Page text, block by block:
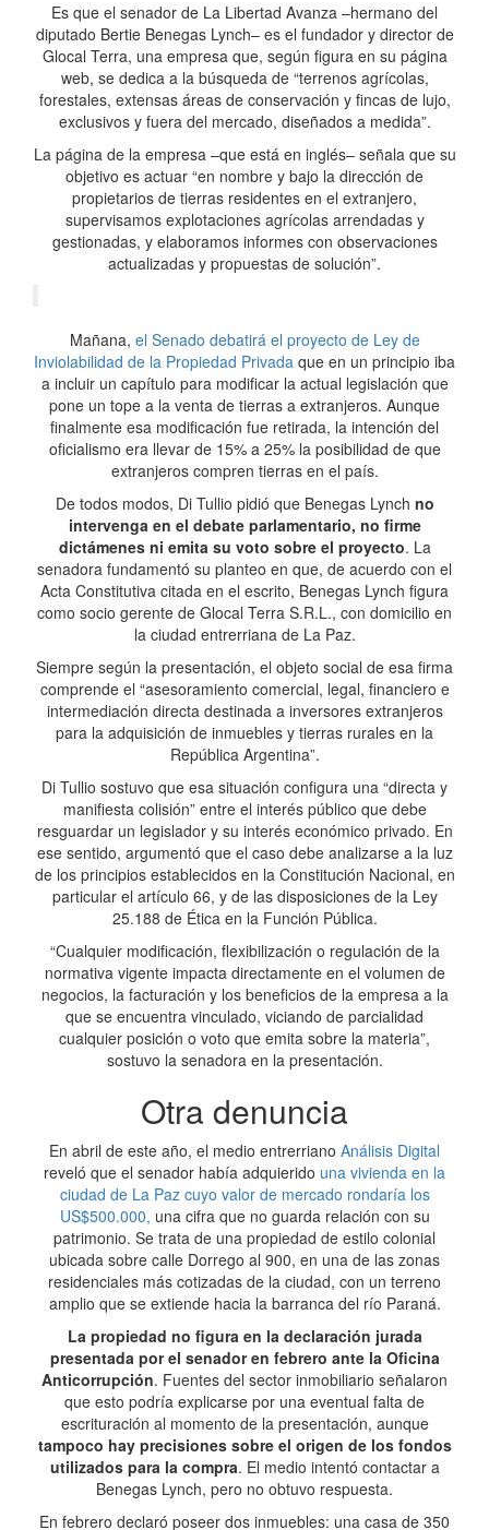
Es que el senador de La Libertad Avanza –hermano del
diputado Bertie Benegas Lynch– es el fundador y director de
Glocal Terra, una empresa que, según figura en su página
web, se dedica a la búsqueda de “terrenos agrícolas,
forestales, extensas áreas de conservación y fincas de lujo,
exclusivos y fuera del mercado, diseñados a medida”.
La página de la empresa –que está en inglés– señala que su
objetivo es actuar “en nombre y bajo la dirección de
propietarios de tierras residentes en el extranjero,
supervisamos explotaciones agrícolas arrendadas y
gestionadas, y elaboramos informes con observaciones
actualizadas y propuestas de solución”.
Mañana, el Senado debatirá el proyecto de Ley de
Inviolabilidad de la Propiedad Privada que en un principio iba
a incluir un capítulo para modificar la actual legislación que
pone un tope a la venta de tierras a extranjeros. Aunque
finalmente esa modificación fue retirada, la intención del
oficialismo era llevar de 15% a 25% la posibilidad de que
extranjeros compren tierras en el país.
De todos modos, Di Tullio pidió que Benegas Lynch no
intervenga en el debate parlamentario, no firme
dictámenes ni emita su voto sobre el proyecto. La
senadora fundamentó su planteo en que, de acuerdo con el
Acta Constitutiva citada en el escrito, Benegas Lynch figura
como socio gerente de Glocal Terra S.R.L., con domicilio en
la ciudad entrerriana de La Paz.
Siempre según la presentación, el objeto social de esa firma
comprende el “asesoramiento comercial, legal, financiero e
intermediación directa destinada a inversores extranjeros
para la adquisición de inmuebles y tierras rurales en la
República Argentina”.
Di Tullio sostuvo que esa situación configura una “directa y
manifiesta colisión” entre el interés público que debe
resguardar un legislador y su interés económico privado. En
ese sentido, argumentó que el caso debe analizarse a la luz
de los principios establecidos en la Constitución Nacional, en
particular el artículo 66, y de las disposiciones de la Ley
25.188 de Ética en la Función Pública.
“Cualquier modificación, flexibilización o regulación de la
normativa vigente impacta directamente en el volumen de
negocios, la facturación y los beneficios de la empresa a la
que se encuentra vinculado, viciando de parcialidad
cualquier posición o voto que emita sobre la materia”,
sostuvo la senadora en la presentación.
Otra denuncia
En abril de este año, el medio entrerriano Análisis Digital
reveló que el senador había adquierido una vivienda en la
ciudad de La Paz cuyo valor de mercado rondaría los
US$500.000, una cifra que no guarda relación con su
patrimonio. Se trata de una propiedad de estilo colonial
ubicada sobre calle Dorrego al 900, en una de las zonas
residenciales más cotizadas de la ciudad, con un terreno
amplio que se extiende hacia la barranca del río Paraná.
La propiedad no figura en la declaración jurada
presentada por el senador en febrero ante la Oficina
Anticorrupción. Fuentes del sector inmobiliario señalaron
que esto podría explicarse por una eventual falta de
escrituración al momento de la presentación, aunque
tampoco hay precisiones sobre el origen de los fondos
utilizados para la compra. El medio intentó contactar a
Benegas Lynch, pero no obtuvo respuesta.
En febrero declaró poseer dos inmuebles: una casa de 350